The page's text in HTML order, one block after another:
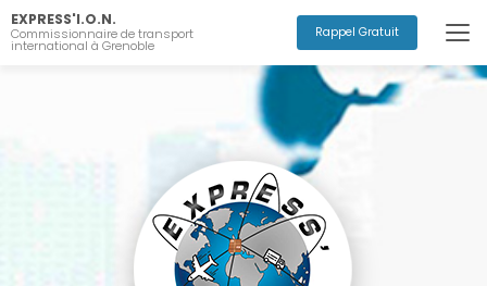
Aller
au
contenu
EXPRESS'I.O.N.
Commissionnaire de transport
international à Grenoble
Rappel Gratuit